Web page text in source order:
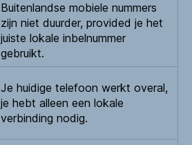
Buitenlandse mobiele nummers
zijn niet duurder, provided je het
juiste lokale inbelnummer
gebruikt.
Je huidige telefoon werkt overal,
je hebt alleen een lokale
verbinding nodig.